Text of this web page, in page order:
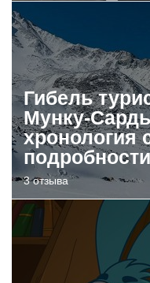
Гибель
Мунку-
хронология
подробности
3 отзыва